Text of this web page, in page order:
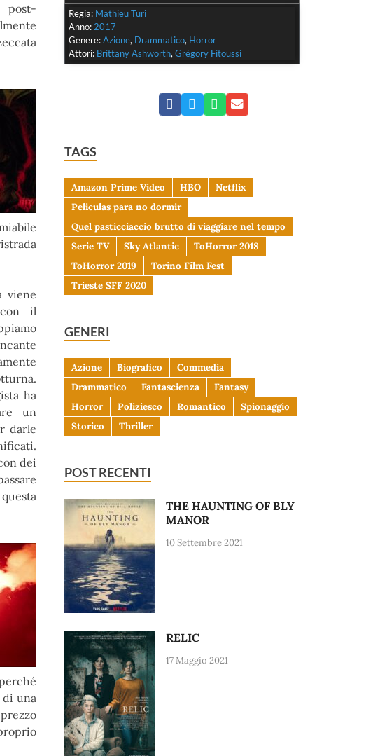
post-
viene
con il
ha
un
darle
dei
una
Regia: Mathieu Turi
Anno:2017
Genere:Azione, Drammatico, Horror
Attori: Brittany Ashworth,Grégory Fitoussi
TAGS
Amazon Prime Video HBO
Netflix
Peliculas para no dormir
Quel pasticciaccio brutto di viaggiare nel tempo
Serie TV
Sky Atlantic
ToHorror 2018
ToHorror 2019
Torino Film Fest
Trieste SFF 2020
GENERI
Azione Biografico
Commedia
Drammatico
Fantascienza
Fantasy
Horror
Poliziesco Romantico
Spionaggio
Storico
Thriller
POST RECENTI
THE HAUNTING OF BLY
MANOR
10 Settembre 2021
RELIC
17 Maggio 2021